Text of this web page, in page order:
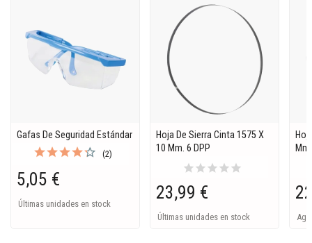
Gafas De Seguridad Estándar
(2)
5,05 €
Últimas unidades en stock
Hoja De Sierra Cinta 1575 X
10 Mm. 6 DPP
starstarstarstarstar
23,99 €
Últimas unidades en stock